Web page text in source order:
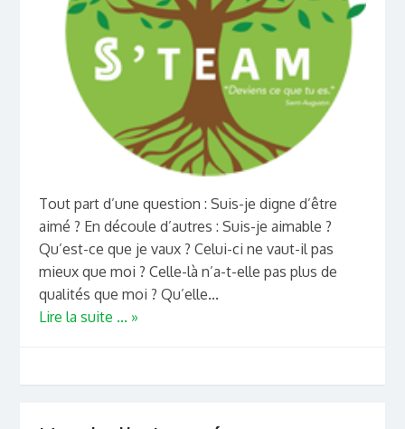
Tout part d’une question : Suis-je digne d’être
aimé ? En découle d’autres : Suis-je aimable ?
Qu’est-ce que je vaux ? Celui-ci ne vaut-il pas
mieux que moi ? Celle-là n’a-t-elle pas plus de
qualités que moi ? Qu’elle...
Lire la suite ... »